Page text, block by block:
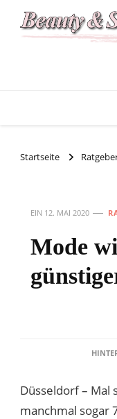
Beauty
Startseite
EIN 12. MAI 2020
Mode
Düsseldorf – Mal
manchmal sogar